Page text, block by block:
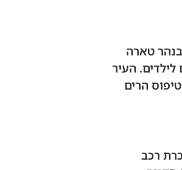
טארה
העיר
הרים
רכב